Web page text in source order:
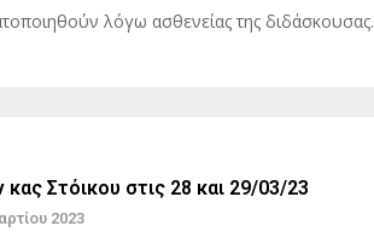
λόγω ασθενείας της διδάσκουσας.
Στόικου στις 28 και 29/03/23
2023